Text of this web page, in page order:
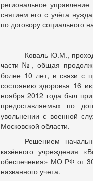
региональное
снятием его с учёта
по договору социального
Коваль Ю.М.,
части№ , общая
более 10 лет, в связи с
состоянию здоровья 16
ноября 2012 года был
предоставляемых по
увольнении с военной
Московской области.
Решением
казённого учреждения
обеспечения» МО РФ от
названного учета.